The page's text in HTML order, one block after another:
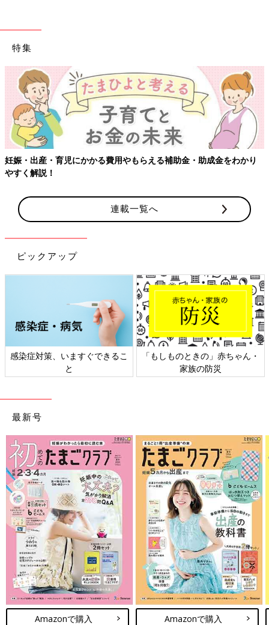
特集
【ワクチン接種できるものも】妊婦の感染症対策、知っておいて！
連載一覧へ
ピックアップ
日本外来小児科学会リーフレッ
ト検討会
六星占術 細木かおりさんの人生
相談
最新号
Amazonで購入 Amazonで購入